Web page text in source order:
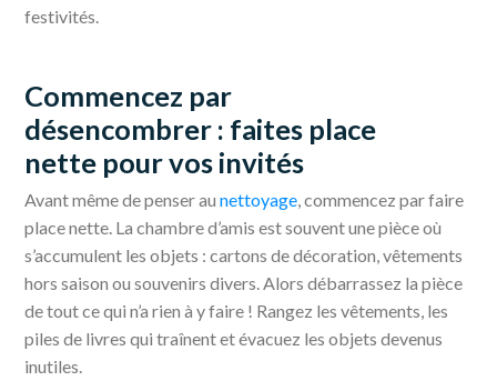
festivités.
Commencez par
désencombrer : faites place
nette pour vos invités
Avant même de penser aunettoyage, commencez par faire
place nette. La chambre d’amis est souvent une pièce où
s’accumulent les objets : cartons de décoration, vêtements
hors saison ou souvenirs divers. Alors débarrassez la pièce
de tout ce qui n’a rien à y faire ! Rangez les vêtements, les
piles de livres qui traînent et évacuez les objets devenus
inutiles.